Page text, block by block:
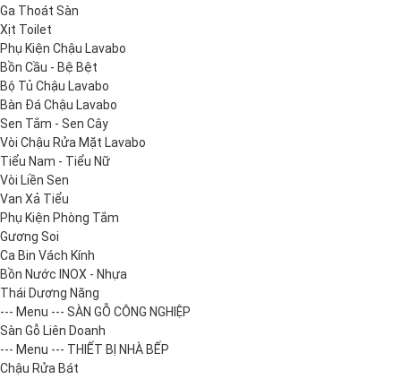
Ga Thoát Sàn
Xịt Toilet
Phụ Kiện Chậu Lavabo
Bồn Cầu - Bệ Bệt
Bộ Tủ Chậu Lavabo
Bàn Đá Chậu Lavabo
Sen Tắm - Sen Cây
Vòi Chậu Rửa Mặt Lavabo
Tiểu Nam - Tiểu Nữ
Vòi Liền Sen
Van Xả Tiểu
Phụ Kiện Phòng Tắm
Gương Soi
Ca Bin Vách Kính
Bồn Nước INOX - Nhựa
Thái Dương Năng
--- Menu --- SÀN GỖ CÔNG NGHIỆP
Sàn Gỗ Liên Doanh
--- Menu --- THIẾT BỊ NHÀ BẾP
Chậu Rửa Bát